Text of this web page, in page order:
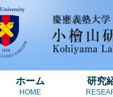
ホーム
HOME
研究